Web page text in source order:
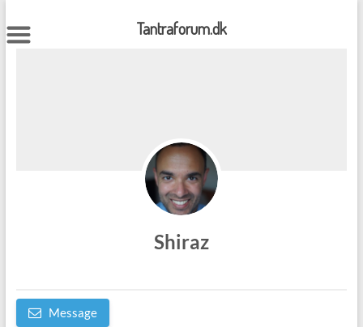
to
content
Shiraz
Message
Tantraforum.dk